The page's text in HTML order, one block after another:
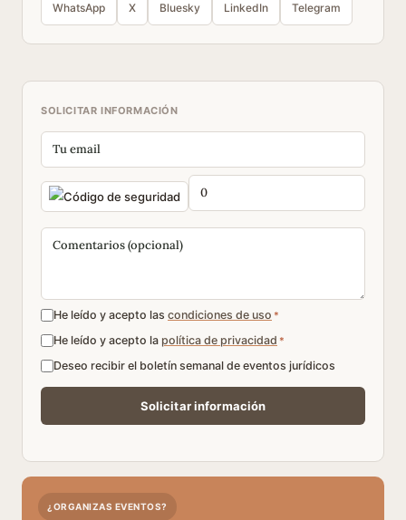
WhatsApp X Bluesky LinkedIn Telegram
SOLICITAR INFORMACIÓN
He leído y acepto las condiciones de uso *
He leído y acepto la política de privacidad *
Deseo recibir el boletín semanal de eventos jurídicos
¿ORGANIZAS EVENTOS?